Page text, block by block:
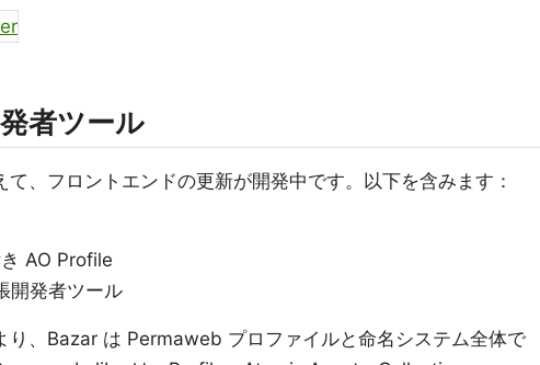
者ツール
、フロントエンドの更新が開発中です。以下を含みます：
AO Profile
開発者ツール
り、Bazar は Permaweb プロファイルと命名システム全体で